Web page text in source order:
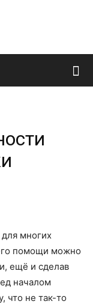
многих
помощи можно
ещё и сделав
началом
что не так-то